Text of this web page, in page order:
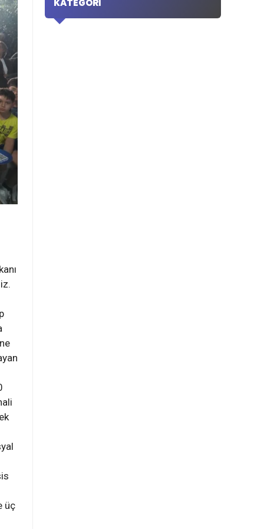
üç
KATEGORI